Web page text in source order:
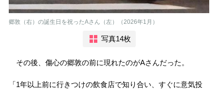
郷敦（右）の誕生日を祝ったAさん（左）（2026年1月）
写真14枚
その後、傷心の郷敦の前に現れたのがAさんだった。
「1年以上前に行きつけの飲食店で知り合い、すぐに意気投